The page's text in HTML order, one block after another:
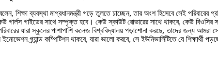
শিক্ষা ব্যবস্থা মাপ্রধানমন্ত্রী গড়ে তুলতে চাচ্ছেন, তার অংশ হিসেবে সেই
গার্লস গাইডের সাথে সম্পৃক্ত হবে। কেউ স্কাউট রোভারের সাথে থাকবে, কেউ বিওসির
যারা স্কুলের পাশাপাশি কলেজ বিশ্ববিদ্যালয় পড়াশোনা করছে, তাদের জন্য আমরা
গ্র্যান্ড কম্পিটিশন থাকবে, যারা ভালো করবে, সে ইউনিভার্সিটিতে যে